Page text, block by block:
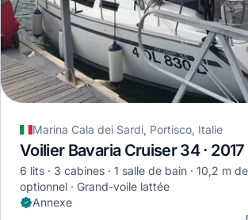
Marina Cala dei Sardi, Portisco, Italie
Voilier Bavaria Cruiser 34 · 2017
6 lits 3 cabines 1 salle de bain 10,2 m
optionnel
Grand-voile lattée
Annexe